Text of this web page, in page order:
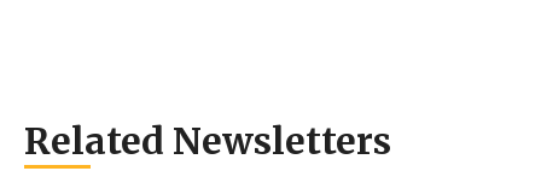
Related Newsletters